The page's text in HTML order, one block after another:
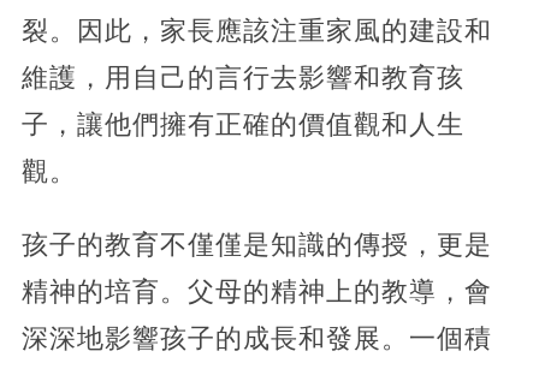
裂。因此，家長應該注重家風的建設和
維護，用自己的言行去影響和教育孩
子，讓他們擁有正確的價值觀和人生
觀。
孩子的教育不僅僅是知識的傳授，更是
精神的培育。父母的精神上的教導，會
深深地影響孩子的成長和發展。一個積